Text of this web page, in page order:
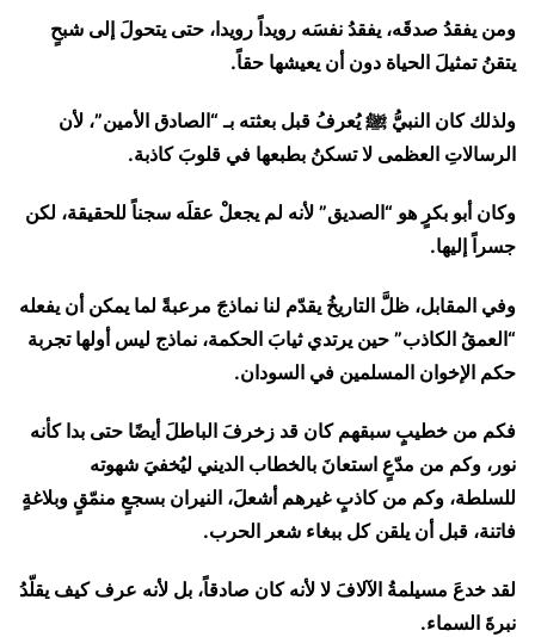
ومن يفقدُ صدقَه، يفقدُ نفسَه رويداً رويدا، حتى يتحولَ إلى شبحٍ
يتقنُ تمثيلَ الحياة دون أن يعيشها حقاً.
ولذلك كان النبيُّ ﷺ يُعرفُ قبل بعثته بـ “الصادق الأمين”، لأن
الرسالاتِ العظمى لا تسكنُ بطبعها في قلوبَ كاذبة.
وكان أبو بكرٍ هو “الصديق” لأنه لم يجعلْ عقلَه سجناً للحقيقة، لكن
جسراً إليها.
وفي المقابل، ظلَّ التاريخُ يقدّم لنا نماذجَ مرعبةً لما يمكن أن يفعله
“العمقُ الكاذب” حين يرتدي ثيابَ الحكمة، نماذج ليس أولها تجربة
حكم الإخوان المسلمين في السودان.
فكم من خطيبٍ سبقهم كان قد زخرفَ الباطلَ أيضًا حتى بدا كأنه
نور، وكم من مدّعٍ استعانَ بالخطاب الديني ليُخفيَ شهوته
للسلطة، وكم من كاذبٍ غيرهم أشعلَ، النيران بسجعٍ منمّقٍ وبلاغةٍ
فاتنة، قبل أن يلقن كل ببغاء شعر الحرب.
لقد خدعَ مسيلمةُ الآلافَ لا لأنه كان صادقاً، بل لأنه عرف كيف يقلّدُ
نبرةَ السماء.